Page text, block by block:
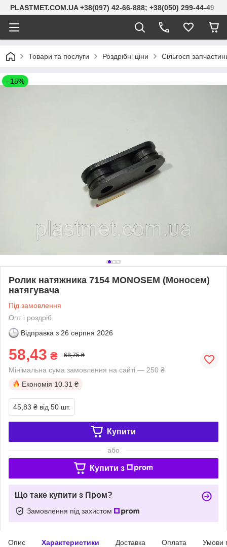
PLASTMET.COM.UA +38(097) 42-66-888; +38(050) 299-44-49
Товари та послуги Роздрібні ціни Сільгосп
–15%
Ролик натяжника 7154 MONOSEM (Моносем)
натягувача
Під замовлення
Опт і роздріб
Відправка з 26 серпня 2026
58,43 ₴ 68,75 ₴
Мінімальна сума замовлення на сайті — 250 ₴
Економія 10.31 ₴
45,83 ₴ від 50 шт.
Купити
або
Купити з
Що таке купити з Пром?
Замовлення під захистом
Опис Характеристики Доставка Оплата Умови